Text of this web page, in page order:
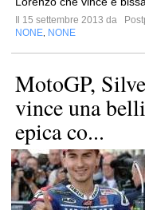
Il 15 settembre 2013 da
NONE NONE
MotoGP,
vince una
epica co...